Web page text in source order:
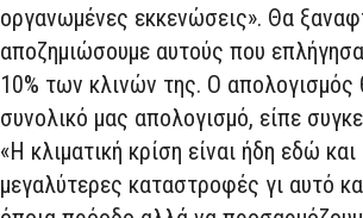
οργανωμένες εκκενώσεις». Θα
αποζημιώσουμε αυτούς που
10% των κλινών της. Ο απολογισμός
συνολικό μας απολογισμό, είπε
«Η κλιματική κρίση είναι ήδη εδώ
μεγαλύτερες καταστροφές γι αυτό